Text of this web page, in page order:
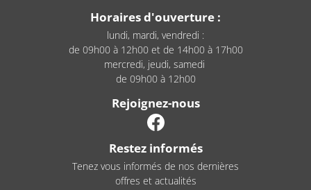
Horaires d'ouverture :
lundi, mardi, vendredi :
de 09h00 à 12h00 et de 14h00 à 17h00
mercredi, jeudi, samedi
de 09h00 à 12h00
Rejoignez-nous
Restez informés
Tenez vous informés de nos dernières
offres et actualités